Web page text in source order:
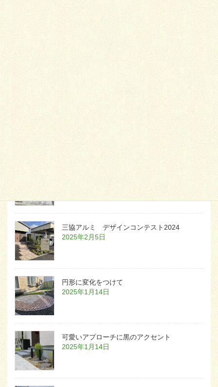
三協アルミ デザインコンテスト2024
2025年2月5日
円形に変化をつけて
2025年1月14日
可愛いアプローチに黒のアクセント
2025年1月14日